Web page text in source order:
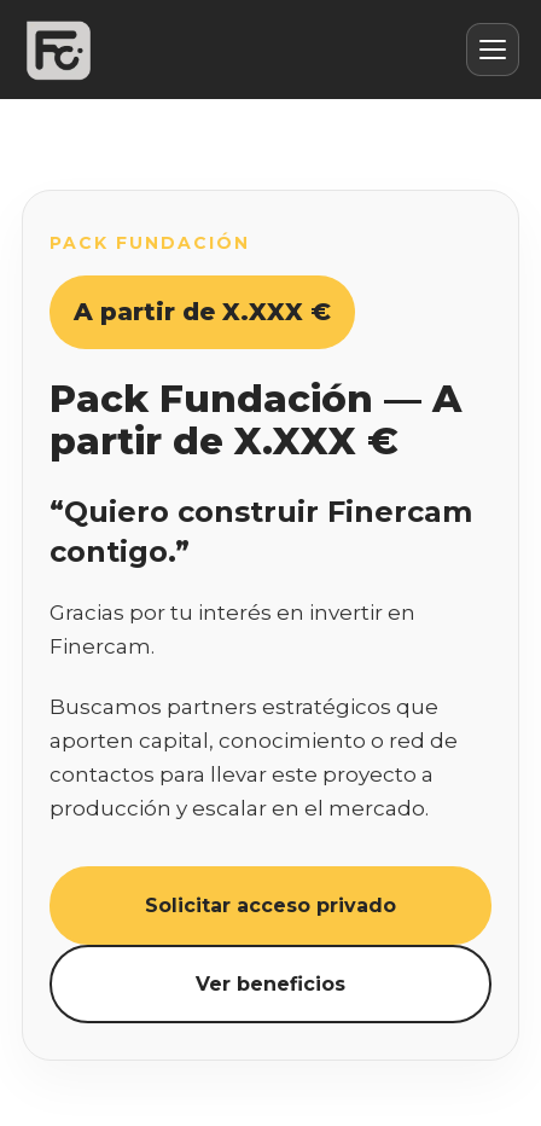
PACK FUNDACIÓN
A partir de X.XXX €
Pack Fundación — A
partir de X.XXX €
“Quiero construir Finercam
contigo.”
Gracias por tu interés en invertir en
Finercam.
Buscamos partners estratégicos que
aporten capital, conocimiento o red de
contactos para llevar este proyecto a
producción y escalar en el mercado.
Solicitar acceso privado
Ver beneficios